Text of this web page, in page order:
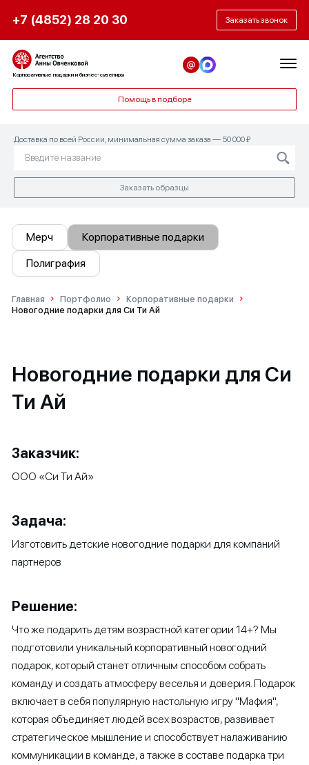
+7 (4852) 28 20 30 Заказать звонок
Корпоративные подарки и бизнес-сувениры
Помощь в подборе
Доставка по всей России, минимальная сумма заказа — 50 000 ₽
Заказать образцы
Мерч
Корпоративные подарки
Полиграфия
Главная Портфолио
Корпоративные подарки
Новогодние подарки для Си Ти Ай
Новогодние подарки для Си
Ти Ай
Заказчик:
ООО «Си Ти Ай»
Задача:
Изготовить детские новогодние подарки для компаний
партнеров
Решение:
Что же подарить детям возрастной категории 14+? Мы
подготовили уникальный корпоративный новогодний
подарок, который станет отличным способом собрать
команду и создать атмосферу веселья и доверия. Подарок
включает в себя популярную настольную игру "Мафия",
которая объединяет людей всех возрастов, развивает
стратегическое мышление и способствует налаживанию
коммуникации в команде, а также в составе подарка три